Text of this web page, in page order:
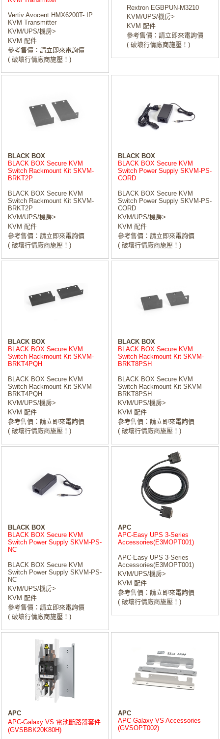
Vertiv Avocent HMX6200T- IP
KVM Transmitter
KVM/UPS/機房>
KVM 配件
參考售價：請立即來電詢價
( 破壞行情廠商施壓！)
Rextron EGBPUN-M3210
KVM/UPS/機房>
KVM 配件
參考售價：請立即來電詢價
( 破壞行情廠商施壓！)
BLACK BOX
BLACK BOX Secure KVM
Switch Rackmount Kit SKVM-
BRKT2P
BLACK BOX Secure KVM
Switch Rackmount Kit SKVM-
BRKT2P
KVM/UPS/機房>
KVM 配件
參考售價：請立即來電詢價
( 破壞行情廠商施壓！)
BLACK BOX
BLACK BOX Secure KVM
Switch Power Supply SKVM-PS-
CORD
BLACK BOX Secure KVM
Switch Power Supply SKVM-PS-
CORD
KVM/UPS/機房>
KVM 配件
參考售價：請立即來電詢價
( 破壞行情廠商施壓！)
BLACK BOX
BLACK BOX Secure KVM
Switch Rackmount Kit SKVM-
BRKT4PQH
BLACK BOX Secure KVM
Switch Rackmount Kit SKVM-
BRKT4PQH
KVM/UPS/機房>
KVM 配件
參考售價：請立即來電詢價
( 破壞行情廠商施壓！)
BLACK BOX
BLACK BOX Secure KVM
Switch Rackmount Kit SKVM-
BRKT8PSH
BLACK BOX Secure KVM
Switch Rackmount Kit SKVM-
BRKT8PSH
KVM/UPS/機房>
KVM 配件
參考售價：請立即來電詢價
( 破壞行情廠商施壓！)
BLACK BOX
BLACK BOX Secure KVM
Switch Power Supply SKVM-PS-
NC
BLACK BOX Secure KVM
Switch Power Supply SKVM-PS-
NC
KVM/UPS/機房>
KVM 配件
參考售價：請立即來電詢價
( 破壞行情廠商施壓！)
APC
APC-Easy UPS 3-Series
Accessories(E3MOPT001)
APC-Easy UPS 3-Series
Accessories(E3MOPT001)
KVM/UPS/機房>
KVM 配件
參考售價：請立即來電詢價
( 破壞行情廠商施壓！)
APC
APC-Galaxy VS 電池斷路器套件
(GVSBBK20K80H)
APC
APC-Galaxy VS Accessories
(GVSOPT002)